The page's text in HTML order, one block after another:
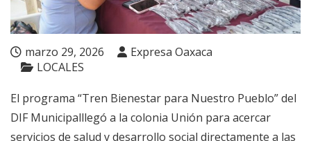
marzo 29, 2026
Expresa Oaxaca
LOCALES
El programa “Tren Bienestar para Nuestro Pueblo” del
DIF Municipalllegó a la colonia Unión para acercar
servicios de salud y desarrollo social directamente a las